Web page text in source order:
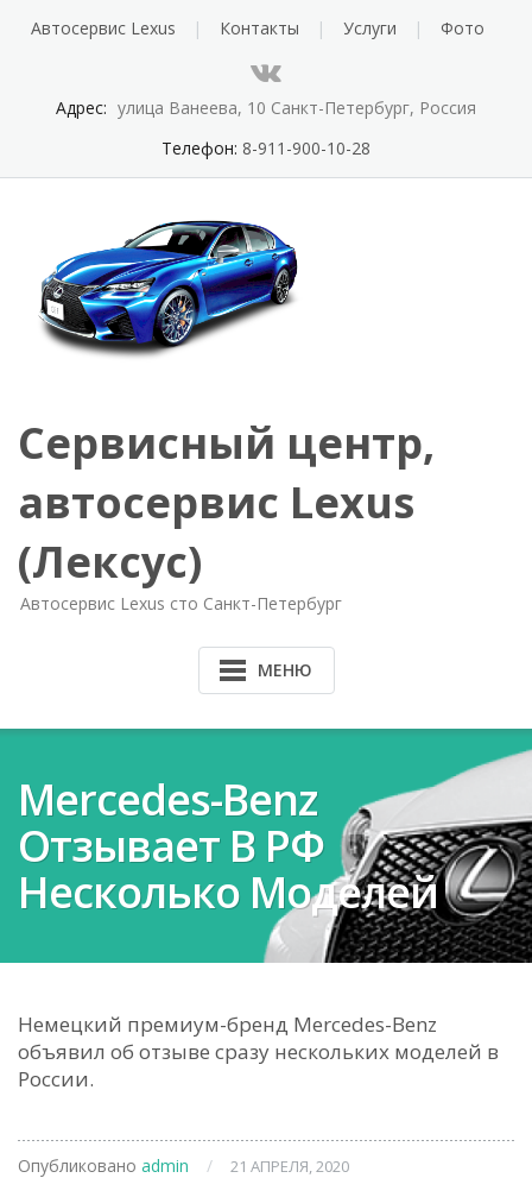
Автосервис Lexus Контакты Услуги Фото
Адрес: улица Ванеева, 10 Санкт-Петербург, Россия
Телефон: 8-911-900-10-28
Сервисный центр,
автосервис Lexus
(Лексус)
Автосервис Lexus сто Санкт-Петербург
МЕНЮ
Mercedes-Benz
Отзывает В РФ
Несколько Моделей
Немецкий премиум-бренд Mercedes-Benz
объявил об отзыве сразу нескольких моделей в
России.
Опубликовано admin / 21 АПРЕЛЯ, 2020